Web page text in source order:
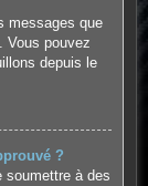
messages que
Vous pouvez
depuis le
?
soumettre à des